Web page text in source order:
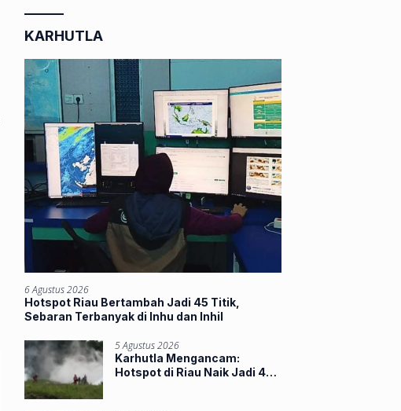
KARHUTLA
6 Agustus 2026
Hotspot Riau Bertambah Jadi 45 Titik,
Sebaran Terbanyak di Inhu dan Inhil
5 Agustus 2026
Karhutla Mengancam:
Hotspot di Riau Naik Jadi 44